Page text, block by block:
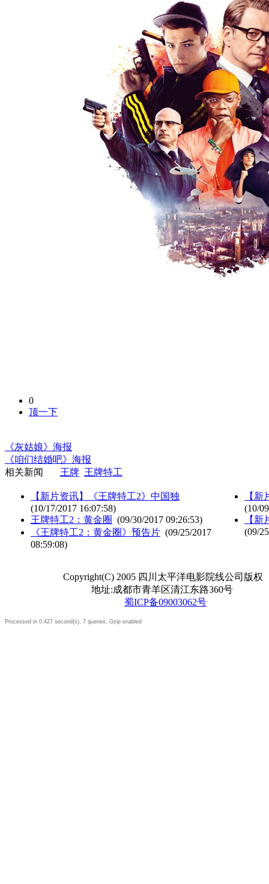
0
顶一下
《灰姑娘》海报
《咱们结婚吧》海报
相关新闻
王牌 王牌特工
【新片资讯】《王牌特工2》中国独
(10/17/2017 16:07:58)
王牌特工2：黄金圈 (09/30/2017 09:26:53)
《王牌特工2：黄金圈》预告片 (09/25/2017
08:59:08)
【
(10/
【
(09/
Copyright(C) 2005 四川太平洋电影院线公司版权
地址:成都市青羊区清江东路360号
蜀ICP备09003062号
Processed in 0.427 second(s), 7 queries, Gzip enabled